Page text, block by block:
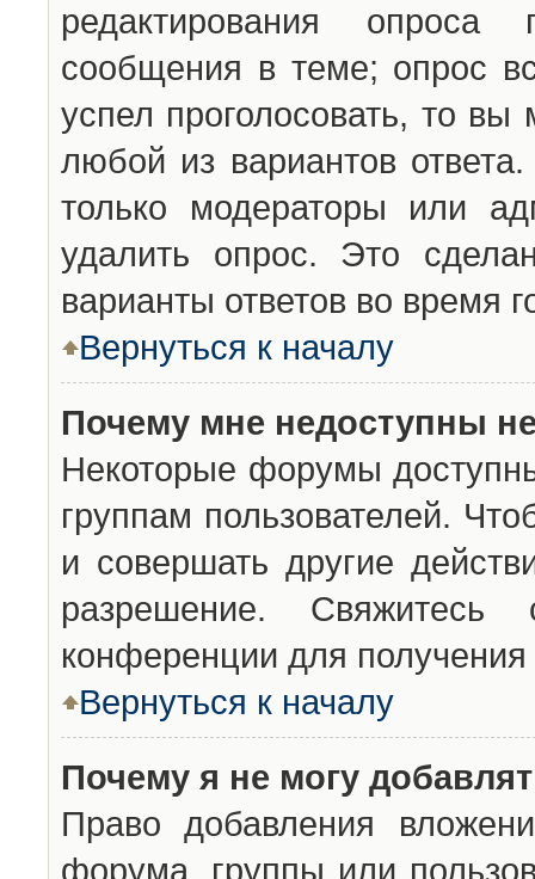
редактирования опроса
сообщения в теме; опрос
успел проголосовать, то вы
любой из вариантов
только модераторы или
удалить опрос. Это
варианты ответов во время
Вернуться к началу
Почему мне недоступны
Некоторые форумы
группам пользователей.
и совершать другие
разрешение. Свяжитесь
конференции для получения
Вернуться к началу
Почему я не могу
Право добавления
форума, группы или